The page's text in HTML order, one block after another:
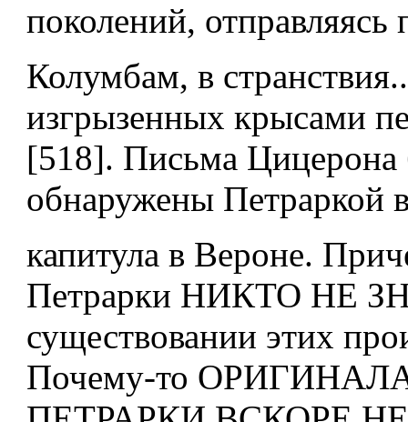
поколений, отправляясь
Колумбам, в
изгрызенных крысами
[518]. Письма
обнаружены Петраркой
капитула в Вероне.
Петрарки НИКТО НЕ
существовании этих
Почему-то